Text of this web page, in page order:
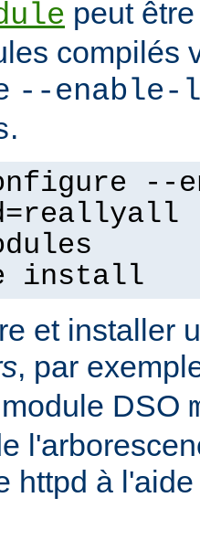
peut
compilés
--
.
--
install
et installer
, par
DSO
httpd à